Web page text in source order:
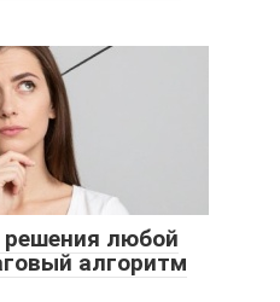
любой
алгоритм